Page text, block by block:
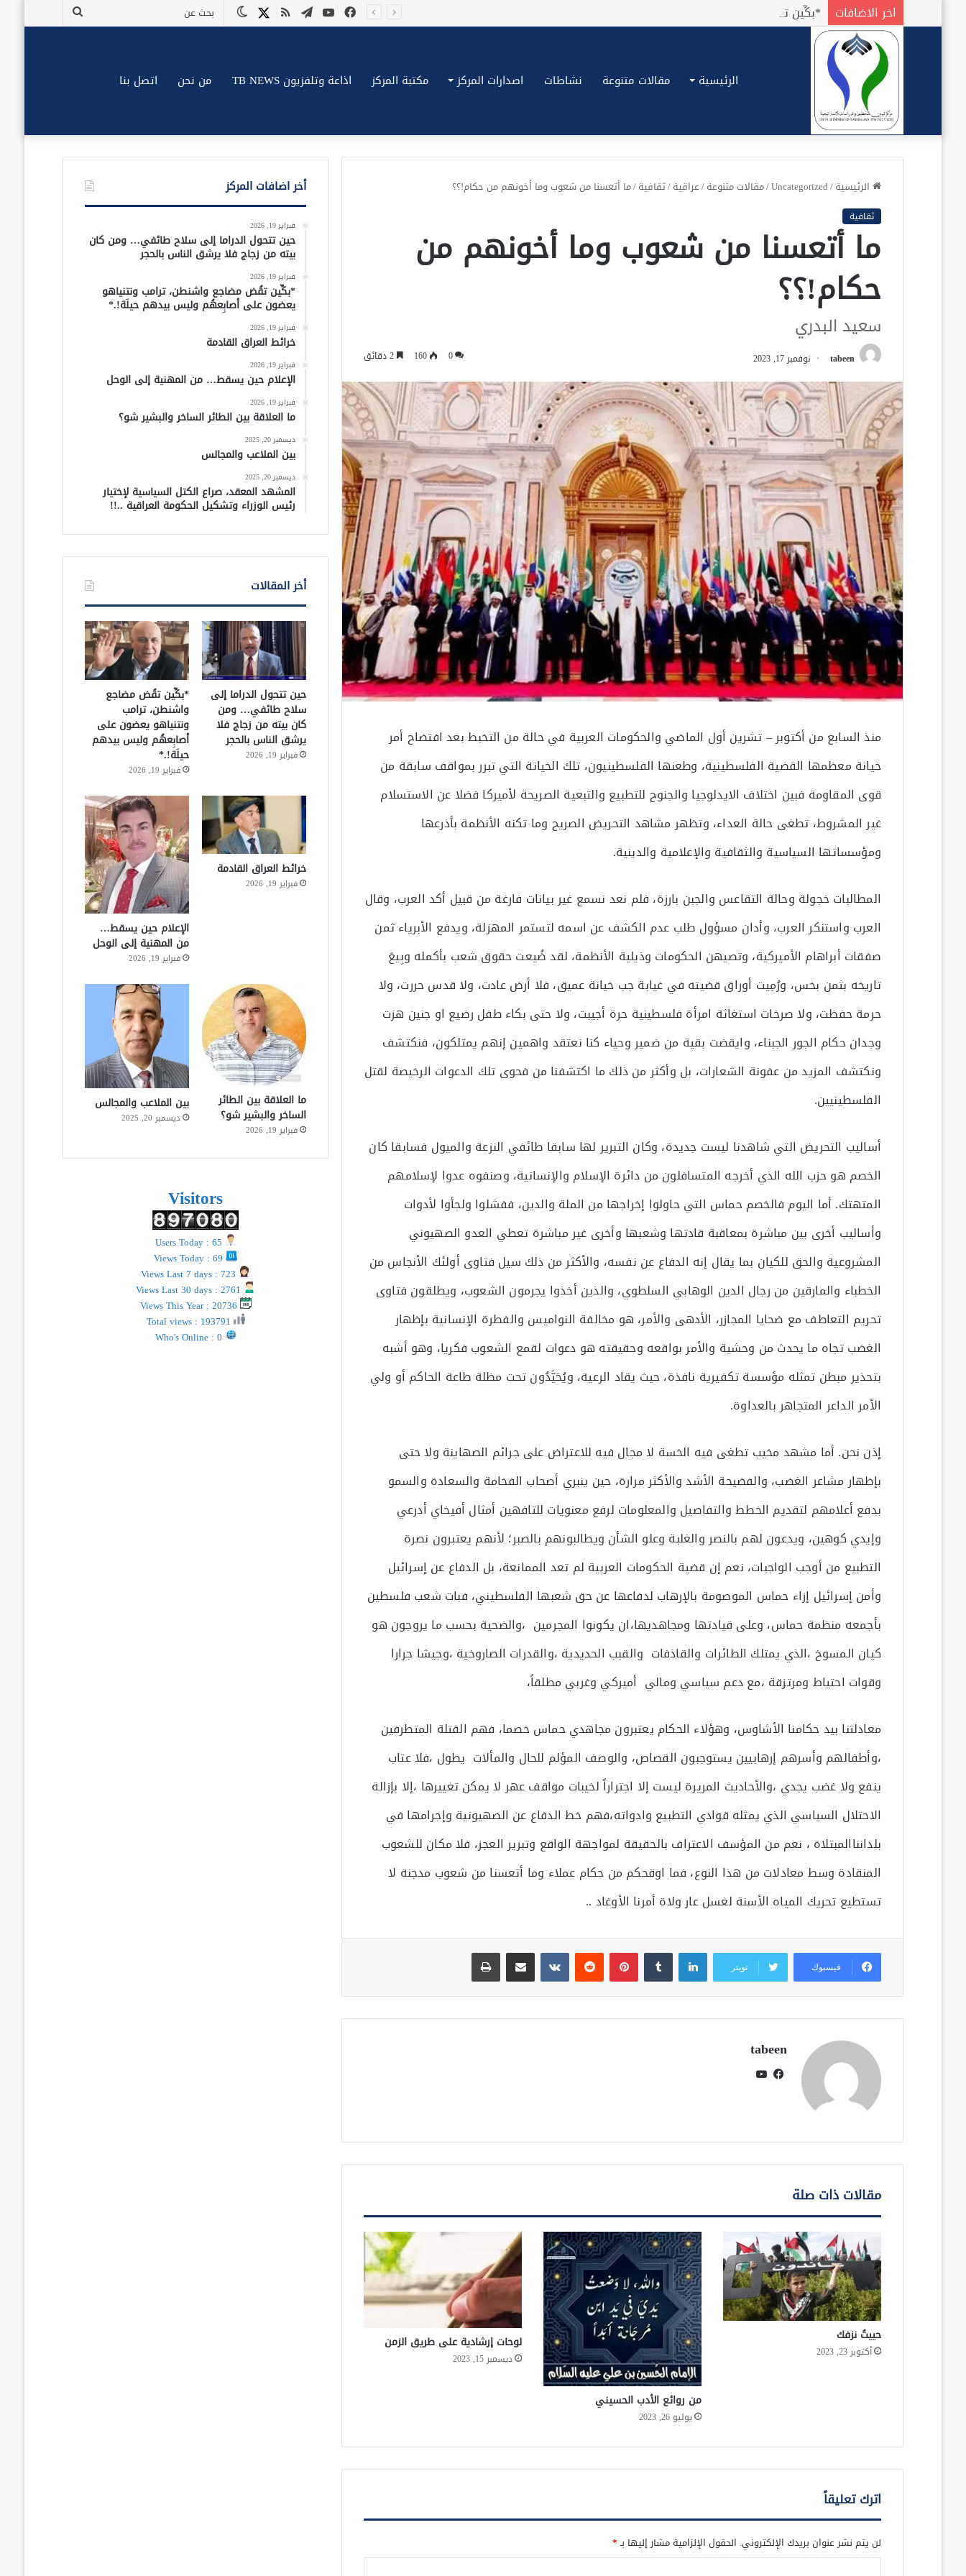
اخر الاضافات
بحث
الوضع X ملخص
تيلقراميوتيوب
فيسبوك
الرئيسية مقالات متنوعة نشاطات اصدارات المركز مكتبة المركز اذاعة وتلفزيون TB NEWS من نحن اتصل بنا
الرئيسية/
Uncategorized
/مقالات متنوعة/عراقية/ثقافية/ما أتعسنا من شعوب وما أخونهم من حكام!؟؟
ثقافية
ما أتعسنا من شعوب وما أخونهم من
حكام!؟؟
سعيد البدري
tabeen نوفمبر 17, 2023 0
160 2 دقائق
منذ السابع من أكتوبر – تشرين أول الماضي والحكومات العربية في حالة من التخبط بعد افتضاح أمر
خيانة معظمها القضية الفلسطينية، وطعنها الفلسطينيون، تلك الخيانة التي تبرر بمواقف سابقة من
قوى المقاومة فبين اختلاف الايدلوجيا والجنوح للتطبيع والتبعية الصريحة لأميركا فضلا عن الاستسلام
غير المشروط، تطغى حالة العداء، وتظهر مشاهد التحريض الصريح وما تكنه الأنظمة بأذرعها
ومؤسساتها السياسية والثقافية والإعلامية والدينية.
المطالبات خجولة وحالة التقاعس والجبن بارزة، فلم نعد نسمع غير بيانات فارغة من قبيل أكد العرب، وقال
العرب واستنكر العرب، وأدان مسؤول طلب عدم الكشف عن اسمه لتستمر المهزلة، ويدفع الأبرياء ثمن
صفقات أبراهام الأميركية، وتصيهن الحكومات وذيلية الأنظمة، لقد ضُيعت حقوق شعب بأكمله وبِيعَ
تاريخه بثمن بخس، ورُمِيت أوراق قضيته في غيابة جب خيانة عميق، فلا أرض عادت، ولا قدس حررت، ولا
حرمة حفظت، ولا صرخات استغاثة امرأة فلسطينية حرة أجيبت، ولا حتى بكاء طفل رضيع او جنين هزت
وجدان حكام الجور الجبناء، وايقضت بقية من ضمير وحياء كنا نعتقد واهمين إنهم يمتلكون، فنكتشف
ونكتشف المزيد من عفونة الشعارات، بل وأكثر من ذلك ما اكتشفنا من فحوى تلك الدعوات الرخيصة لقتل
الفلسطينيين.
أساليب التحريض التي شاهدنا ليست جديدة، وكان التبرير لها سابقا طائفي النزعة والميول فسابقا كان
الخصم هو حزب الله الذي أخرجه المتسافلون من دائرة الإسلام والإنسانية، وصنفوه عدوا لإسلامهم
المتهتك. أما اليوم فالخصم حماس التي حاولوا إخراجها من الملة والدين، ففشلوا ولجأوا لأدوات
وأساليب أخرى بين مباشرة بمعاقبة قادتها وشعبها وأخرى غير مباشرة تعطي العدو الصهيوني
المشروعية والحق للكيان بما يقال إنه الدفاع عن نفسه، والأكثر من ذلك سيل فتاوى أولئك الأنجاس من
الخطباء والمارقين من رجال الدين الوهابي السلطوي، والذين أخذوا يجرمون الشعوب، ويطلقون فتاوى
تحريم التعاطف مع ضحايا المجازر، الأدهى والأمر، هو مخالفة النواميس والفطرة الإنسانية بإظهار
الغضب تجاه ما يحدث من وحشية والأمر بواقعه وحقيقته هو دعوات لقمع الشعوب فكريا، وهو أشبه
بتحذير مبطن تمثله مؤسسة تكفيرية نافذة، حيث يقاد الرعية، ويُحَيَّدُون تحت مظلة طاعة الحاكم أو ولي
الأمر الداعر المتجاهر بالعداوة.
إذن نحن. أما مشهد مخيب تطغى فيه الخسة لا مجال فيه للاعتراض على جرائم الصهاينة ولا حتى
بإظهار مشاعر الغضب، والفضيحة الأشد والأكثر مرارة، حين ينبري أصحاب الفخامة والسعادة والسمو
بدفع أعلامهم لتقديم الخطط والتفاصيل والمعلومات لرفع معنويات للتافهين أمثال أفيخاي أدرعي
وإيدي كوهين، ويدعون لهم بالنصر والغلبة وعلو الشأن ويطالبونهم بالصبر؛ لأنهم يعتبرون نصرة
التطبيع من أوجب الواجبات، نعم إن قضية الحكومات العربية لم تعد الممانعة، بل الدفاع عن إسرائيل
وأمن إسرائيل إزاء حماس الموصومة بالإرهاب لدفاعها عن حق شعبها الفلسطيني، فبات شعب فلسطين
بأجمعه منظمة حماس، وعلى قيادتها ومجاهديها،ان يكونوا المجرمين ،والضحية بحسب ما يروجون هو
كيان المسوخ ،الذي يمتلك الطائرات والقاذفات والقبب الحديدية ،والقدرات الصاروخية ،وجيشا جرارا
وقوات احتياط ومرتزقة ،مع دعم سياسي ومالي أميركي وغربي مطلقاً،
معادلتنا بيد حكامنا الأشاوس، وهؤلاء الحكام يعتبرون مجاهدي حماس خصما، فهم القتلة المتطرفين
،وأطفالهم وأسرهم إرهابيين يستوجبون القصاص، والوصف المؤلم للحال والمألات يطول ،فلا عتاب
ينفع ولا غضب يجدي ،والأحاديث المريرة ليست إلا اجتراراً لخيبات مواقف عهر لا يمكن تغييرها ،إلا بإزالة
الاحتلال السياسي الذي يمثله قوادي التطبيع وادواته،فهم خط الدفاع عن الصهيونية وإجرامها في
بلدانناالمبتلاة ، نعم من المؤسف الاعتراف بالحقيقة لمواجهة الواقع وتبرير العجز، فلا مكان للشعوب
المنقادة وسط معادلات من هذا النوع، فما اوقحكم من حكام عملاء وما أتعسنا من شعوب مدجنة لا
تستطيع تحريك المياه الأسنة لغسل عار ولاة أمرنا الأوغاد ..
فيسبوك تويتر
لينكدإن ‏Tumblr بينتيريست
‏Reddit
‏VKontakte مشاركة عبر البريد طباعة
tabeen
فيسبوك
مقالات ذات صلة
حييتُ نزفك
أكتوبر 23, 2023
من روائع الأدب الحسيني
يوليو 26, 2023
لوحات إرشادية على طريق الزمن
ديسمبر 15, 2023
اترك تعليقاً
لن يتم نشر عنوان بريدك الإلكتروني. الحقول الإلزامية مشار إليها بـ*
أخر اضافات المركز
فبراير 19, 2026
حين تتحول الدراما إلى سلاح طائفي… ومن كان
بيته من زجاج فلا يرشق الناس بالحجر
فبراير 19, 2026
*بكِّين تقُض مضاجع واشنطن، ترامب ونتنياهو
يعضون على أصابِعهُم وليس بيدهم حيلَة!.*
فبراير 19, 2026
خرائط العراق القادمة
فبراير 19, 2026
الإعلام حين يسقط… من المهنية إلى الوحل
فبراير 19, 2026
ما العلاقة بين الطائر الساخر والبشير شو؟
ديسمبر 20, 2025
بين الملاعب والمجالس
ديسمبر 20, 2025
المشهد المعقد، صراع الكتل السياسية لإختيار
رئيس الوزراء وتشكيل الحكومة العراقية ..!!
أخر المقالات
حين تتحول الدراما إلى
سلاح طائفي… ومن
كان بيته من زجاج فلا
يرشق الناس بالحجر
فبراير 19, 2026
*بكِّين تقُض مضاجع
واشنطن، ترامب
ونتنياهو يعضون على
أصابِعهُم وليس بيدهم
حيلَة!.*
فبراير 19, 2026
خرائط العراق القادمة
فبراير 19, 2026
الإعلام حين يسقط…
من المهنية إلى الوحل
فبراير 19, 2026
ما العلاقة بين الطائر
الساخر والبشير شو؟
فبراير 19, 2026
بين الملاعب والمجالس
ديسمبر 20, 2025
Visitors